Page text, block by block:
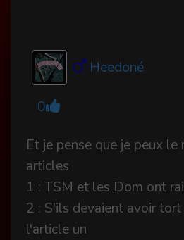
Heedoné
0
Et je pense que je peux le
articles
1 : TSM et les Dom ont
2 : S'ils devaient avoir tort
l'article un